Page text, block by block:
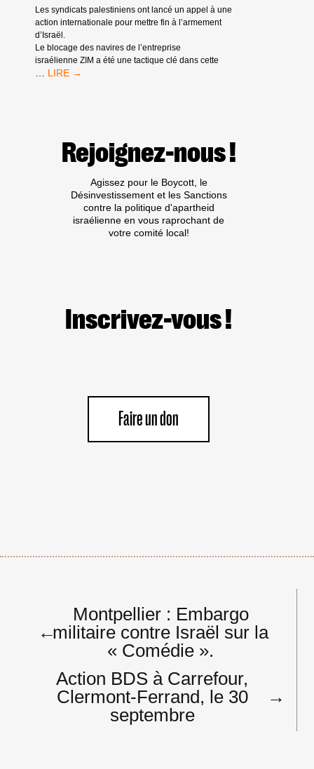
Les syndicats palestiniens ont lancé un appel à une
action internationale pour mettre fin à l’armement
d’Israël.
Le blocage des navires de l’entreprise
israélienne ZIM a été une tactique clé dans cette
MANIFESTATION
MARSRejoignez-nous !
Agissez pour le Boycott, le
Désinvestissement et les Sanctions
contre la politique d'apartheid
israélienne en vous raprochant de
votre comité local!
Inscrivez-vous !
Faire un don
Navigation
l’article
←
Montpellier : Embargo
militaire contre Israël sur la
« Comédie ».
Action BDS à Carrefour,
Clermont-Ferrand, le 30
septembre
→